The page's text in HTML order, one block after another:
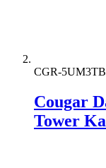
CGR-
Cougar
Tower